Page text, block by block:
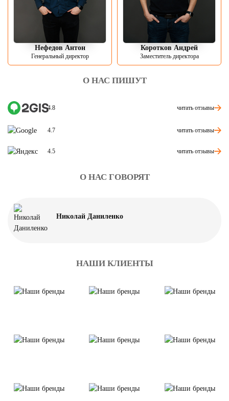
Нефедов Антон
Генеральный директор
Коротков Андрей
Заместитель директора
О НАС ПИШУТ
4.8 читать отзывы
4.7 читать отзывы
4.5 читать отзывы
О НАС ГОВОРЯТ
Николай Даниленко
НАШИ КЛИЕНТЫ